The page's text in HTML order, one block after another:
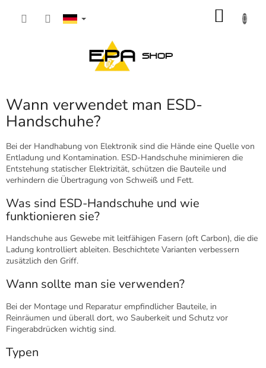
Wann verwendet man ESD-
Handschuhe?
Bei der Handhabung von Elektronik sind die Hände eine Quelle von
Entladung und Kontamination. ESD-Handschuhe minimieren die
Entstehung statischer Elektrizität, schützen die Bauteile und
verhindern die Übertragung von Schweiß und Fett.
Was sind ESD-Handschuhe und wie
funktionieren sie?
Handschuhe aus Gewebe mit leitfähigen Fasern (oft Carbon), die die
Ladung kontrolliert ableiten. Beschichtete Varianten verbessern
zusätzlich den Griff.
Wann sollte man sie verwenden?
Bei der Montage und Reparatur empfindlicher Bauteile, in
Reinräumen und überall dort, wo Sauberkeit und Schutz vor
Fingerabdrücken wichtig sind.
Typen